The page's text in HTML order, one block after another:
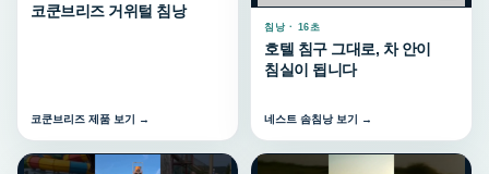
코쿤브리즈 거위털 침낭
코쿤브리즈 제품 보기 →
침낭 · 16초
호텔 침구 그대로, 차 안이
침실이 됩니다
네스트 솜침낭 보기 →